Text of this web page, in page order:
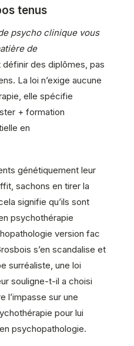
tenus
psycho clinique vous
de
définir des diplômes, pas
La loi n’exige aucune
elle spécifie
+ formation
en
génétiquement leur
sachons en tirer la
signifie qu’ils sont
psychothérapie
version fac
s’en scandalise et
surréaliste, une loi
souligne-t-il a choisi
l’impasse sur une
pour lui
psychopathologie.